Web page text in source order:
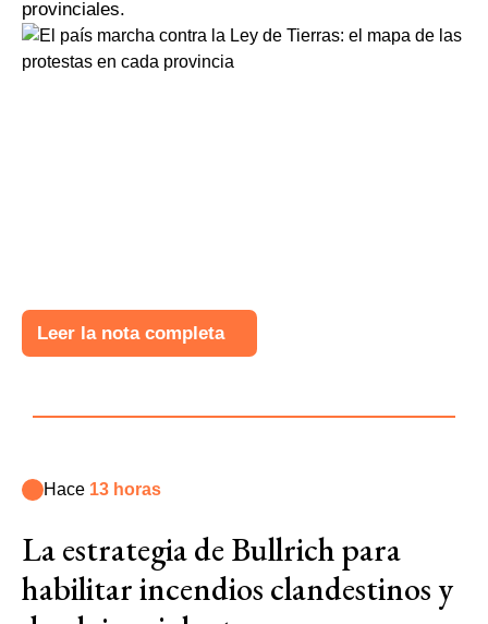
provinciales.
Leer la nota completa
Hace 13 horas
La estrategia de Bullrich para
habilitar incendios clandestinos y